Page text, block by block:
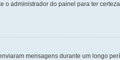
o administrador do painel para ter
mensagens durante um longo